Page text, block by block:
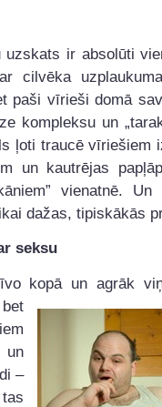
uzskats ir absolūti
cilvēka
paši vīrieši domā
kompleksu un
ļoti traucē vīriešiem
un kautrējas
vienatnē. Un
dažas, tipiskākās
seksu
kopā un agrāk
un
–